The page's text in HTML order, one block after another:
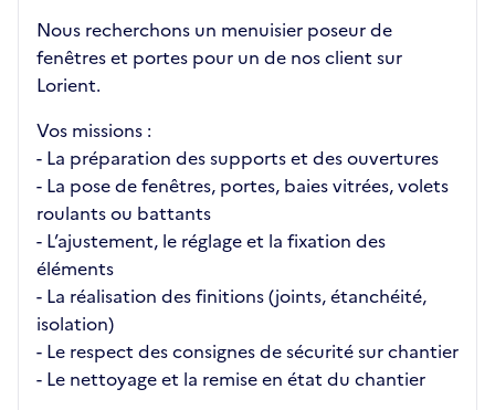
Nous recherchons un menuisier poseur de
fenêtres et portes pour un de nos client sur
Lorient.
Vos missions :
- La préparation des supports et des ouvertures
- La pose de fenêtres, portes, baies vitrées, volets
roulants ou battants
- L’ajustement, le réglage et la fixation des
éléments
- La réalisation des finitions (joints, étanchéité,
isolation)
- Le respect des consignes de sécurité sur chantier
- Le nettoyage et la remise en état du chantier